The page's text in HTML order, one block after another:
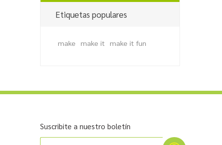
Etiquetas populares
make make it make it fun
Suscribite a nuestro boletín